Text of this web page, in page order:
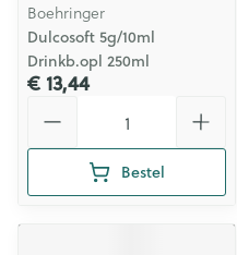
Boehringer
Dulcosoft 5g/10ml
Drinkb.opl 250ml
€ 13,44
Bestel